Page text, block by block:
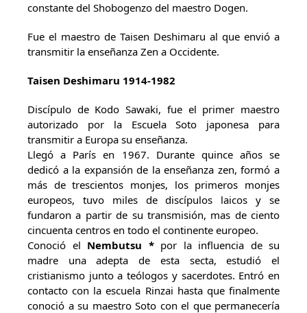
constante del Shobogenzo del maestro Dogen.
Fue el maestro de Taisen Deshimaru al que envió a
transmitir la enseñanza Zen a Occidente.
Taisen Deshimaru 1914-1982
Discípulo de Kodo Sawaki, fue el primer maestro
autorizado por la Escuela Soto japonesa para
transmitir a Europa su enseñanza.
Llegó a París en 1967. Durante quince años se
dedicó a la expansión de la enseñanza zen, formó a
más de trescientos monjes, los primeros monjes
europeos, tuvo miles de discípulos laicos y se
fundaron a partir de su transmisión, mas de ciento
cincuenta centros en todo el continente europeo.
Conoció el Nembutsu *por la influencia de su
madre una adepta de esta secta, estudió el
cristianismo junto a teólogos y sacerdotes. Entró en
contacto con la escuela Rinzai hasta que finalmente
conoció a su maestro Soto con el que permanecería